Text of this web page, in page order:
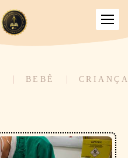
BEBÊ